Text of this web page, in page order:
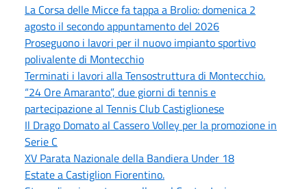
La Corsa delle Micce fa tappa a Brolio: domenica 2
agosto il secondo appuntamento del 2026
Proseguono i lavori per il nuovo impianto sportivo
polivalente di Montecchio
Terminati i lavori alla Tensostruttura di Montecchio.
“24 Ore Amaranto”, due giorni di tennis e
partecipazione al Tennis Club Castiglionese
Il Drago Domato al Cassero Volley per la promozione in
Serie C
XV Parata Nazionale della Bandiera Under 18
Estate a Castiglion Fiorentino.